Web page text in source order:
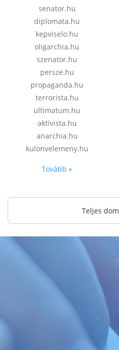
senator.hu
diplomata.hu
kepviselo.hu
oligarchia.hu
szenator.hu
persze.hu
propaganda.hu
terrorista.hu
ultimatum.hu
aktivista.hu
anarchia.hu
kulonvelemeny.hu
Tovább »
Teljes